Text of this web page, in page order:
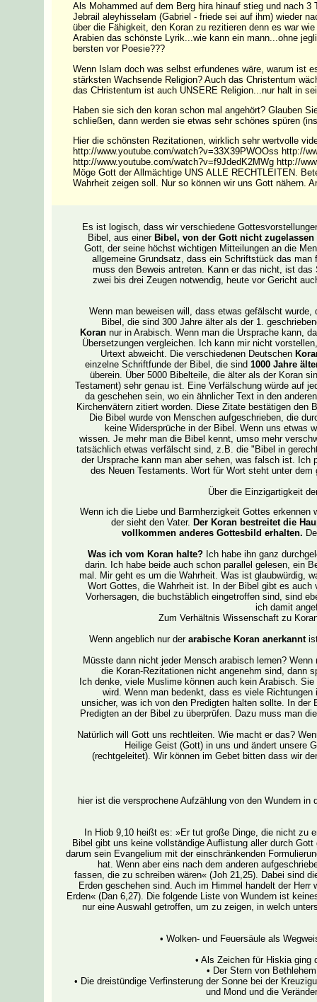
Als Mohammed auf dem Berg hira hinauf stieg und nach
Jebrail aleyhisselam (Gabriel - friede sei auf ihm) wieder
über die Fähigkeit, den Koran zu rezitieren denn es war
Arabien das schönste Lyrik...wie kann ein mann...ohne
bersten vor Poesie???
Wenn Islam doch was selbst erfundenes wäre, warum ist
stärksten Wachsende Religion? Auch das Christentum
das CHristentum ist auch UNSERE Religion...nur halt in
Haben sie sich den koran schon mal angehört? Glauben
schließen, dann werden sie etwas sehr schönes spüren
Hier die schönsten Rezitationen, wirklich sehr wertvolle
http://www.youtube.com/watch?v=33X39PWOOss http://
http://www.youtube.com/watch?v=f9JdedK2MWg http://
Möge Gott der Allmächtige UNS ALLE RECHTLEITEN.
Wahrheit zeigen soll. Nur so können wir uns Gott nähern.
Es ist logisch, dass wir verschiedene
Bibel, aus einer Bibel, von der Gott nicht
Gott, der seine höchst wichtigen Mitteilungen an die
allgemeine Grundsatz, dass ein Schriftstück das
muss den Beweis antreten. Kann er das nicht, ist
zwei bis drei Zeugen notwendig, heute vor Gericht
Wenn man beweisen will, dass etwas gefälscht
Bibel, die sind 300 Jahre älter als der 1.
Korannur in Arabisch. Wenn man die Ursprache kann,
Übersetzungen vergleichen. Ich kann mir nicht
Urtext abweicht. Die verschiedenen Deutschen
einzelne Schriftfunde der Bibel, die sind 1000 Jahre
überein. Über 5000 Bibelteile, die älter als der Koran
Testament) sehr genau ist. Eine Verfälschung würde auf
da geschehen sein, wo ein ähnlicher Text in den
Kirchenvätern zitiert worden. Diese Zitate bestätigen den
Die Bibel wurde von Menschen aufgeschrieben, die
keine Widersprüche in der Bibel. Wenn uns etwas
wissen. Je mehr man die Bibel kennt, umso mehr
tatsächlich etwas verfälscht sind, z.B. die "Bibel in
der Ursprache kann man aber sehen, was falsch ist. Ich
des Neuen Testaments. Wort für Wort steht unter
Über die Einzigartigkeit
Wenn ich die Liebe und Barmherzigkeit Gottes
der sieht den Vater. Der Koran bestreitet die
vollkommen anderes Gottesbild erhalten.
Was ich vom Koran halte? Ich habe ihn ganz
darin. Ich habe beide auch schon parallel gelesen, ein
mal. Mir geht es um die Wahrheit. Was ist glaubwürdig,
Wort Gottes, die Wahrheit ist. In der Bibel gibt es
Vorhersagen, die buchstäblich eingetroffen sind, sind
ich damit
Zum Verhältnis Wissenschaft zu
Wenn angeblich nur derarabische Koran anerkanntist
Müsste dann nicht jeder Mensch arabisch lernen?
die Koran-Rezitationen nicht angenehm sind, dann
Ich denke, viele Muslime können auch kein Arabisch.
wird. Wenn man bedenkt, dass es viele
unsicher, was ich von den Predigten halten sollte. In der
Predigten an der Bibel zu überprüfen. Dazu muss man
Natürlich will Gott uns rechtleiten. Wie macht er das?
Heilige Geist (Gott) in uns und ändert unsere
(rechtgeleitet). Wir können im Gebet bitten dass wir
hier ist die versprochene Aufzählung von den Wundern
In Hiob 9,10 heißt es: »Er tut große Dinge, die nicht zu
Bibel gibt uns keine vollständige Auflistung aller durch
darum sein Evangelium mit der einschränkenden
hat. Wenn aber eins nach dem anderen
fassen, die zu schreiben wären« (Joh 21,25). Dabei sind
Erden geschehen sind. Auch im Himmel handelt der
Erden« (Dan 6,27). Die folgende Liste von Wundern ist
nur eine Auswahl getroffen, um zu zeigen, in welch
• Wolken- und Feuersäule als
• Als Zeichen für Hiskia ging
• Der Stern von
• Die dreistündige Verfinsterung der Sonne bei der
und Mond und die